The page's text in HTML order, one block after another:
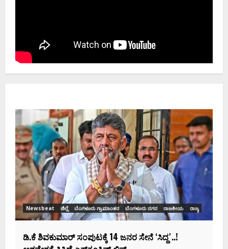
Newsbeat ಜಿಲ್ಲೆ ರಾಜಕೀಯ ರಾಜ್ಯ
ಡಿಕೆಶಿ ಜತೆ 14 ಮಂದಿ ಪ್ರಮಾಣವಚನ ಸಾಧ್ಯತೆ.. ಇಲ್ಲಿದೆ
ಸಂಭಾವ್ಯ ಸಚಿವರ ಫೈನಲ್ ಲಿಸ್ಟ್‌!
Ashwaveega June 3, 2026 0